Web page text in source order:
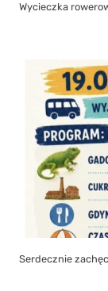
Wycieczka
Serdecznie